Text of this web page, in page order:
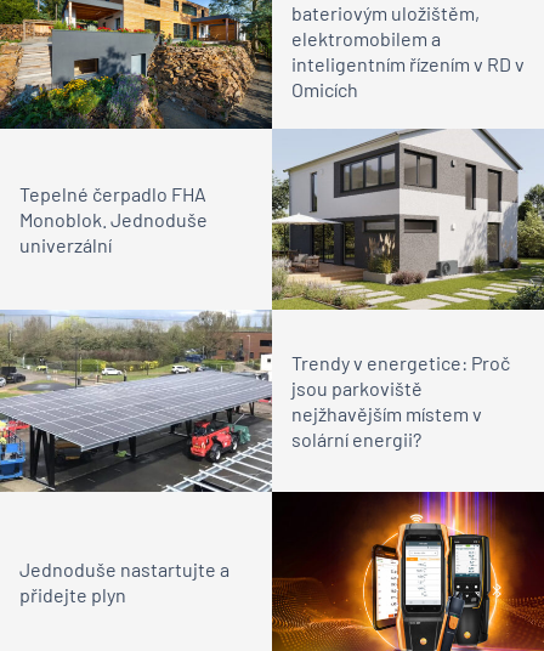
bateriovým uložištěm,
elektromobilem a
inteligentním řízením v RD v
Omicích
Tepelné čerpadlo FHA
Monoblok. Jednoduše
univerzální
Trendy v energetice: Proč
jsou parkoviště
nejžhavějším místem v
solární energii?
Jednoduše nastartujte a
přidejte plyn